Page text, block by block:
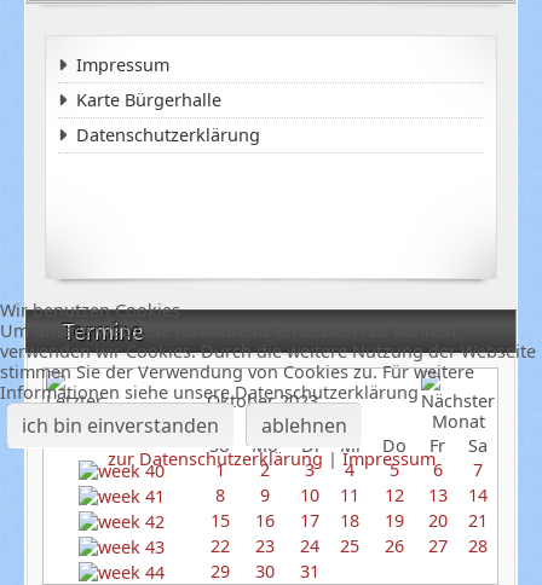
Termine
Oktober 2023
So
Mo Di Mi Do Fr
Sa
1
2 3 4 5 6
7
8
9 10 11 12 13
14
15
16 17 18 19 20
21
22
23 24 25 26 27
28
29
30 31
Impressum
Karte Bürgerhalle
Datenschutzerklärung
Wir benutzen Cookies
Um unsere Webseite fortlaufend verbessern zu können,
verwenden wir Cookies. Durch die weitere Nutzung der Webseite
stimmen Sie der Verwendung von Cookies zu. Für weitere
Informationen siehe unsere Datenschutzerklärung
ich bin einverstanden ablehnen
zur Datenschutzerklärung |Impressum